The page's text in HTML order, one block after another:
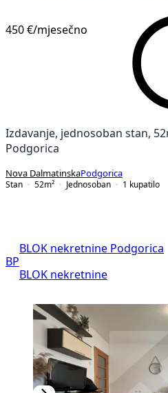
450 €/mjesečno
Izdavanje, jednosoban stan,
Podgorica
Nova DalmatinskaPodgorica
Stan
52m² Jednosoban 1 kupatilo
BP
BLOK nekretnine Podgorica
BLOK nekretnine